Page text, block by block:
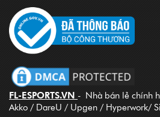
FL-ESPORTS.VN - Nhà bán lẻ chính
Akko / DareU / Upgen / Hyperwork/